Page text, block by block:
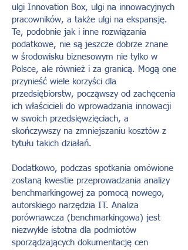
ulgi Innovation Box, ulgi na innowacyjnych
pracowników, a także ulgi na ekspansję.
Te, podobnie jak i inne rozwiązania
podatkowe, nie są jeszcze dobrze znane
w środowisku biznesowym nie tylko w
Polsce, ale również i za granicą. Mogą one
przynieść wiele korzyści dla
przedsiębiorstw, począwszy od zachęcenia
ich właścicieli do wprowadzania innowacji
w swoich przedsięwzięciach, a
skończywszy na zmniejszaniu kosztów z
tytułu takich działań.
Dodatkowo, podczas spotkania omówione
zostaną kwestie przeprowadzania analizy
benchmarkingowej za pomocą nowego,
autorskiego narzędzia IT. Analiza
porównawcza (benchmarkingowa) jest
niezwykle istotna dla podmiotów
sporządzających dokumentację cen